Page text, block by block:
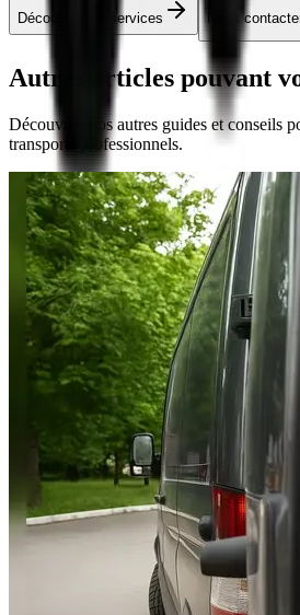
Découvrir nos services Nous
Autres articles pouvant
Découvrez nos autres guides et conseils
transports professionnels.